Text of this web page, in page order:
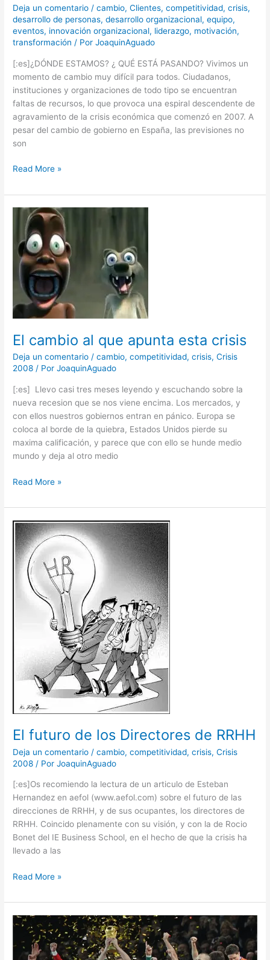
Deja un comentario /cambio,Clientes,competitividad,crisis,
desarrollo de personas,desarrollo organizacional,equipo,
eventos, innovación organizacional, liderazgo, motivación,
transformación / PorJoaquinAguado
[:es]¿DÓNDE ESTAMOS? ¿ QUÉ ESTÁ PASANDO? Vivimos un
momento de cambio muy difícil para todos. Ciudadanos,
instituciones y organizaciones de todo tipo se encuentran
faltas de recursos, lo que provoca una espiral descendente de
agravamiento de la crisis económica que comenzó en 2007. A
pesar del cambio de gobierno en España, las previsiones no
son
Read More »
El cambio al que apunta esta crisis
Deja un comentario /cambio,competitividad,crisis,Crisis
2008 / PorJoaquinAguado
[:es] Llevo casi tres meses leyendo y escuchando sobre la
nueva recesion que se nos viene encima. Los mercados, y
con ellos nuestros gobiernos entran en pánico. Europa se
coloca al borde de la quiebra, Estados Unidos pierde su
maxima calificación, y parece que con ello se hunde medio
mundo y deja al otro medio
cambio
que
apunta
esta
crisis
Read More »
El futuro de los Directores de RRHH
Deja un comentario /cambio,competitividad,crisis,Crisis
2008 / PorJoaquinAguado
[:es]Os recomiendo la lectura de un articulo de Esteban
Hernandez en aefol (www.aefol.com) sobre el futuro de las
direcciones de RRHH, y de sus ocupantes, los directores de
RRHH. Coincido plenamente con su visión, y con la de Rocio
Bonet del IE Business School, en el hecho de que la crisis ha
llevado a las
El
futuro
de
los
Directores
Read More »
Equipo